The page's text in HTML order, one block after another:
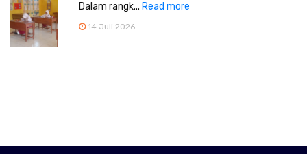
Dalam rangk... Read more
14 Juli 2026